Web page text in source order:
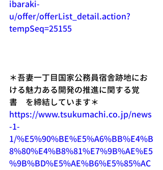
ibaraki-
u/offer/offerList_detail.action?
tempSeq=25155
＊吾妻一丁目国家公務員宿舎跡地にお
ける魅力ある開発の推進に関する覚
書　を締結しています＊
https://www.tsukumachi.co.jp/news
-1-
1/%E5%90%BE%E5%A6%BB%E4%B
8%80%E4%B8%81%E7%9B%AE%E5
%9B%BD%E5%AE%B6%E5%85%AC